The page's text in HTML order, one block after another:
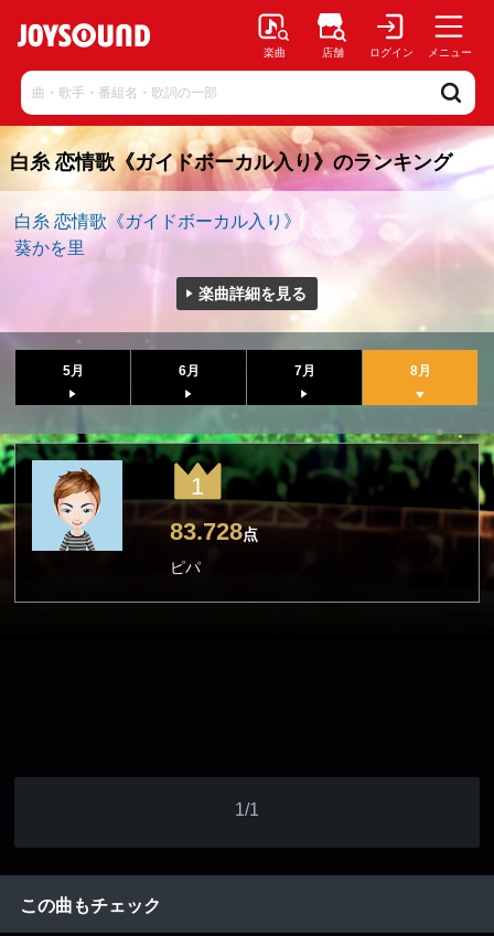
楽曲 店舗 ログイン メニュー
白糸 恋情歌《ガイドボーカル入り》のランキング
白糸 恋情歌《ガイドボーカル入り》
葵かを里
楽曲詳細を見る
5月 6月 7月 8月
1
83.728点
ピパ
1/1
この曲もチェック